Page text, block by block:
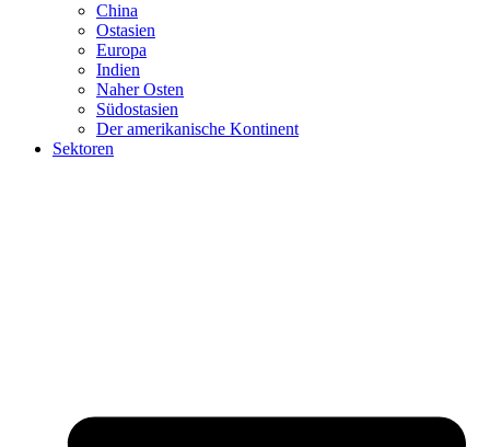
China
Ostasien
Europa
Indien
Naher Osten
Südostasien
Der amerikanische Kontinent
Sektoren